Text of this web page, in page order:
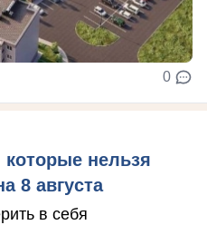
0
нельзя
8 августа
в себя